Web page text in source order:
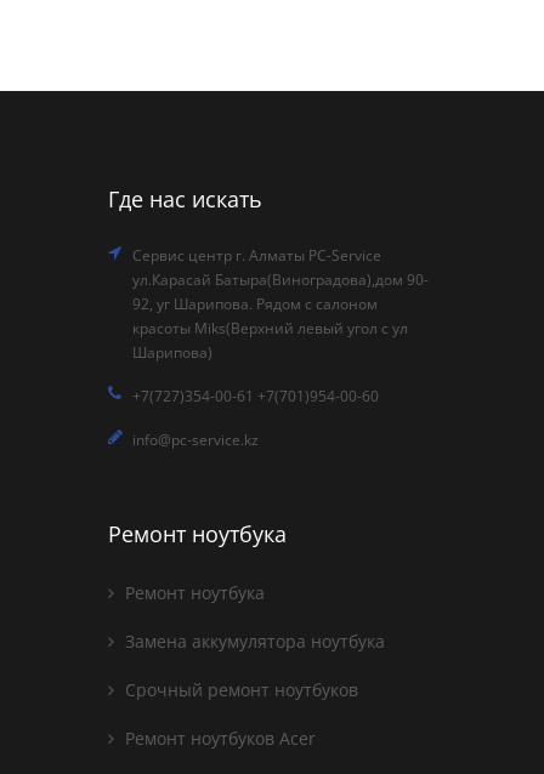
Где нас искать
Сервис центр г. Алматы PC-Service
ул.Карасай Батыра(Виноградова),дом 90-
92, уг Шарипова. Рядом с салоном
красоты Miks(Верхний левый угол с ул
Шарипова)
+7(727)354-00-61 +7(701)954-00-60
info@pc-service.kz
Ремонт ноутбука
Ремонт ноутбука
Замена аккумулятора ноутбука
Срочный ремонт ноутбуков
Ремонт ноутбуков Acer